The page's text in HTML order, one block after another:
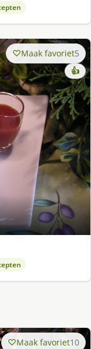
Maak favoriet5
👍
Maak favoriet10